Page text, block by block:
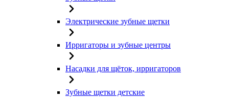
Электрические зубные щетки
Ирригаторы и зубные центры
Насадки для щёток, ирригаторов
Зубные щетки детские